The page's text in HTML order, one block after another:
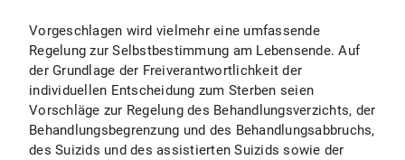
Vorgeschlagen wird vielmehr eine umfassende
Regelung zur Selbstbestimmung am Lebensende. Auf
der Grundlage der Freiverantwortlichkeit der
individuellen Entscheidung zum Sterben seien
Vorschläge zur Regelung des Behandlungsverzichts, der
Behandlungsbegrenzung und des Behandlungsabbruchs,
des Suizids und des assistierten Suizids sowie der